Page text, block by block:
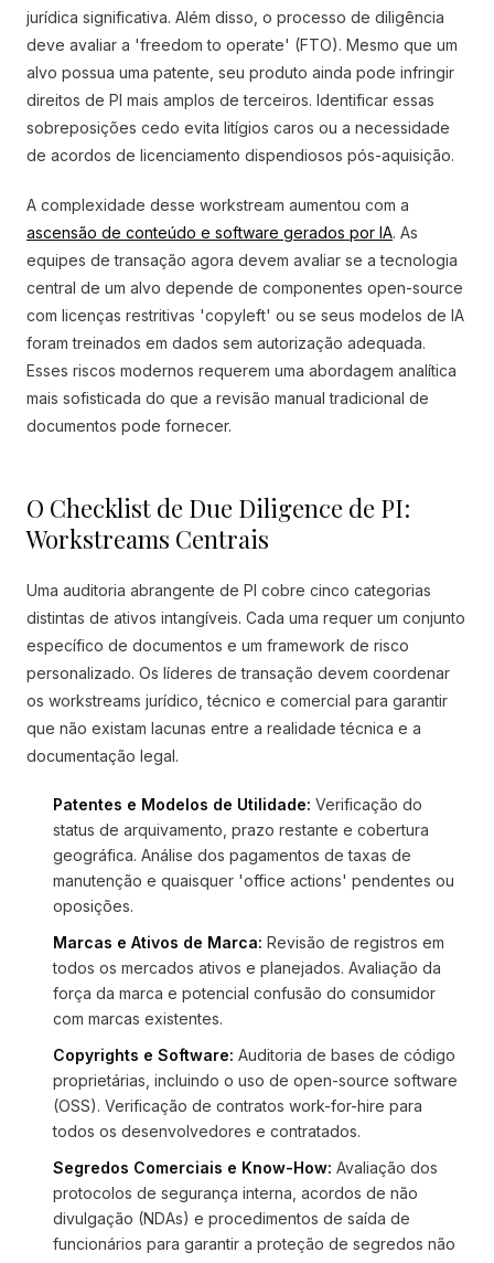
jurídica significativa. Além disso, o processo de diligência
deve avaliar a 'freedom to operate' (FTO). Mesmo que um
alvo possua uma patente, seu produto ainda pode infringir
direitos de PI mais amplos de terceiros. Identificar essas
sobreposições cedo evita litígios caros ou a necessidade
de acordos de licenciamento dispendiosos pós-aquisição.
A complexidade desse workstream aumentou com a
ascensão de conteúdo e software gerados por IA. As
equipes de transação agora devem avaliar se a tecnologia
central de um alvo depende de componentes open-source
com licenças restritivas 'copyleft' ou se seus modelos de IA
foram treinados em dados sem autorização adequada.
Esses riscos modernos requerem uma abordagem analítica
mais sofisticada do que a revisão manual tradicional de
documentos pode fornecer.
O Checklist de Due Diligence de PI:
Workstreams Centrais
Uma auditoria abrangente de PI cobre cinco categorias
distintas de ativos intangíveis. Cada uma requer um conjunto
específico de documentos e um framework de risco
personalizado. Os líderes de transação devem coordenar
os workstreams jurídico, técnico e comercial para garantir
que não existam lacunas entre a realidade técnica e a
documentação legal.
Patentes e Modelos de Utilidade: Verificação do
status de arquivamento, prazo restante e cobertura
geográfica. Análise dos pagamentos de taxas de
manutenção e quaisquer 'office actions' pendentes ou
oposições.
Marcas e Ativos de Marca: Revisão de registros em
todos os mercados ativos e planejados. Avaliação da
força da marca e potencial confusão do consumidor
com marcas existentes.
Copyrights e Software: Auditoria de bases de código
proprietárias, incluindo o uso de open-source software
(OSS). Verificação de contratos work-for-hire para
todos os desenvolvedores e contratados.
Segredos Comerciais e Know-How: Avaliação dos
protocolos de segurança interna, acordos de não
divulgação (NDAs) e procedimentos de saída de
funcionários para garantir a proteção de segredos não